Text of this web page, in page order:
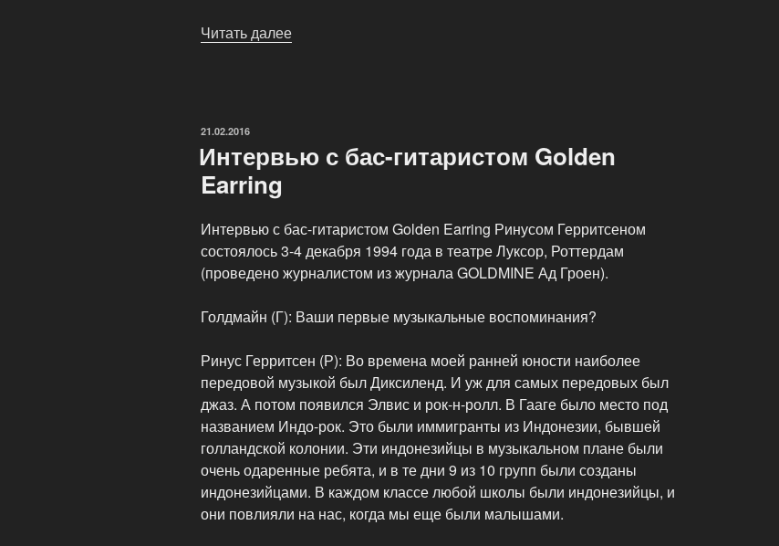
Читать далее
ОПУБЛИКОВАНО
21.02.2016
Интервью с бас-гитаристом Golden
Earring
Интервью с бас-гитаристом Golden Earring Ринусом Герритсеном
состоялось 3-4 декабря 1994 года в театре Луксор, Роттердам
(проведено журналистом из журнала GOLDMINE Ад Гроен).
Голдмайн (Г): Ваши первые музыкальные воспоминания?
Ринус Герритсен (Р): Во времена моей ранней юности наиболее
передовой музыкой был Диксиленд. И уж для самых передовых был
джаз. А потом появился Элвис и рок-н-ролл. В Гааге было место под
названием Индо-рок. Это были иммигранты из Индонезии, бывшей
голландской колонии. Эти индонезийцы в музыкальном плане были
очень одаренные ребята, и в те дни 9 из 10 групп были созданы
индонезийцами. В каждом классе любой школы были индонезийцы, и
они повлияли на нас, когда мы еще были малышами.